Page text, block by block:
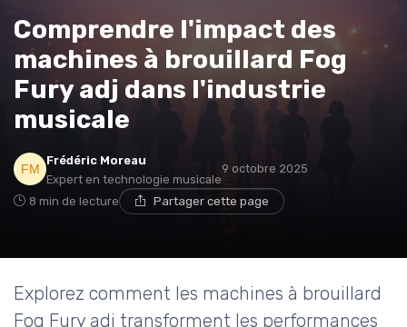
Comprendre l'impact des
machines à brouillard Fog
Fury adj dans l'industrie
musicale
Frédéric Moreau
Expert en technologie musicale
9 octobre 2025
8 min de lecture Partager cette page
Explorez comment les machines à brouillard
Fog Fury adj transforment les performances